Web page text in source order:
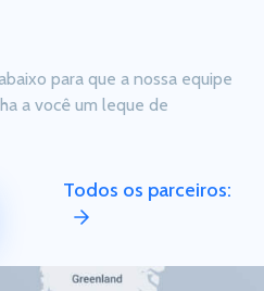
para que a nossa equipe
a você um leque de
Todos os parceiros: